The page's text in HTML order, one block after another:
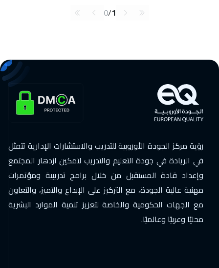
1
/
0
رؤية مركز الجودة الأوروبية للتدريب والاستشارات الإدارية تتمثل
في الريادة في جودة التعليم والتدريب لتمكين ازدهار المجتمع
وإعداد قادة المستقبل من خلال برامج تدريبية ومؤتمرات
مهنية عالية الجودة، مع التركيز على الإبداع والتميز، والتعاون
مع الجهات الحكومية والخاصة لتعزيز تنمية الموارد البشرية
محليًا وعربيًا وعالميًا.